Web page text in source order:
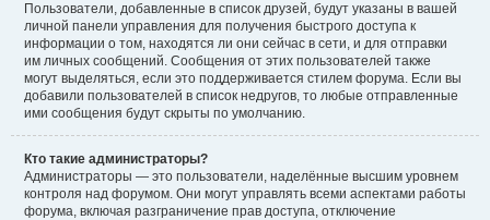
Пользователи, добавленные в список друзей, будут указаны в вашей
личной панели управления для получения быстрого доступа к
информации о том, находятся ли они сейчас в сети, и для отправки
им личных сообщений. Сообщения от этих пользователей также
могут выделяться, если это поддерживается стилем форума. Если вы
добавили пользователей в список недругов, то любые отправленные
ими сообщения будут скрыты по умолчанию.
Кто такие администраторы?
Администраторы — это пользователи, наделённые высшим уровнем
контроля над форумом. Они могут управлять всеми аспектами работы
форума, включая разграничение прав доступа, отключение